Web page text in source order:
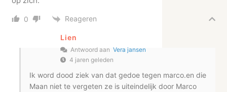
0 Reageren
Lien
Antwoord aanVera jansen
4 jaren geleden
Ik word dood ziek van dat gedoe tegen marco.en die
Maan niet te vergeten ze is uiteindelijk door Marco